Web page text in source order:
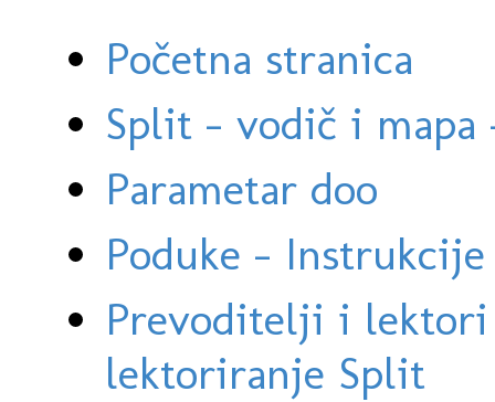
Početna stranica
Split - vodič i
Parametar doo
Poduke -
Prevoditelji i
lektoriranje Split